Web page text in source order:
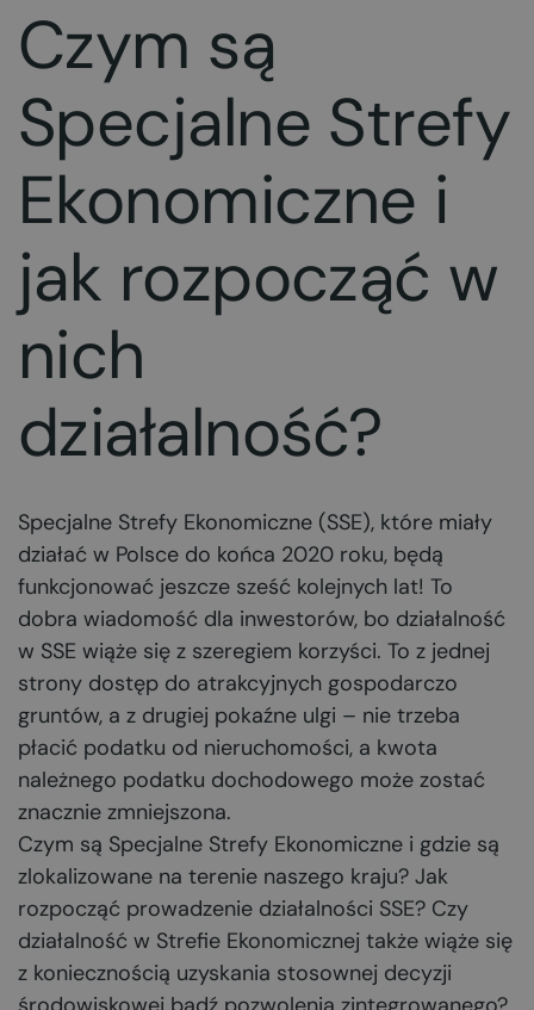
Czym są
Specjalne Strefy
Ekonomiczne i
jak rozpocząć w
nich
działalność?
Specjalne Strefy Ekonomiczne (SSE), które miały
działać w Polsce do końca 2020 roku, będą
funkcjonować jeszcze sześć kolejnych lat! To
dobra wiadomość dla inwestorów, bo działalność
w SSE wiąże się z szeregiem korzyści. To z jednej
strony dostęp do atrakcyjnych gospodarczo
gruntów, a z drugiej pokaźne ulgi – nie trzeba
płacić podatku od nieruchomości, a kwota
należnego podatku dochodowego może zostać
znacznie zmniejszona.
Czym są Specjalne Strefy Ekonomiczne i gdzie są
zlokalizowane na terenie naszego kraju? Jak
rozpocząć prowadzenie działalności SSE? Czy
działalność w Strefie Ekonomicznej także wiąże się
z koniecznością uzyskania stosownej decyzji